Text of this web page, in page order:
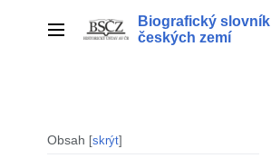
Hlavní menu
Biografický slovník
českých zemí
Obsah skrýt